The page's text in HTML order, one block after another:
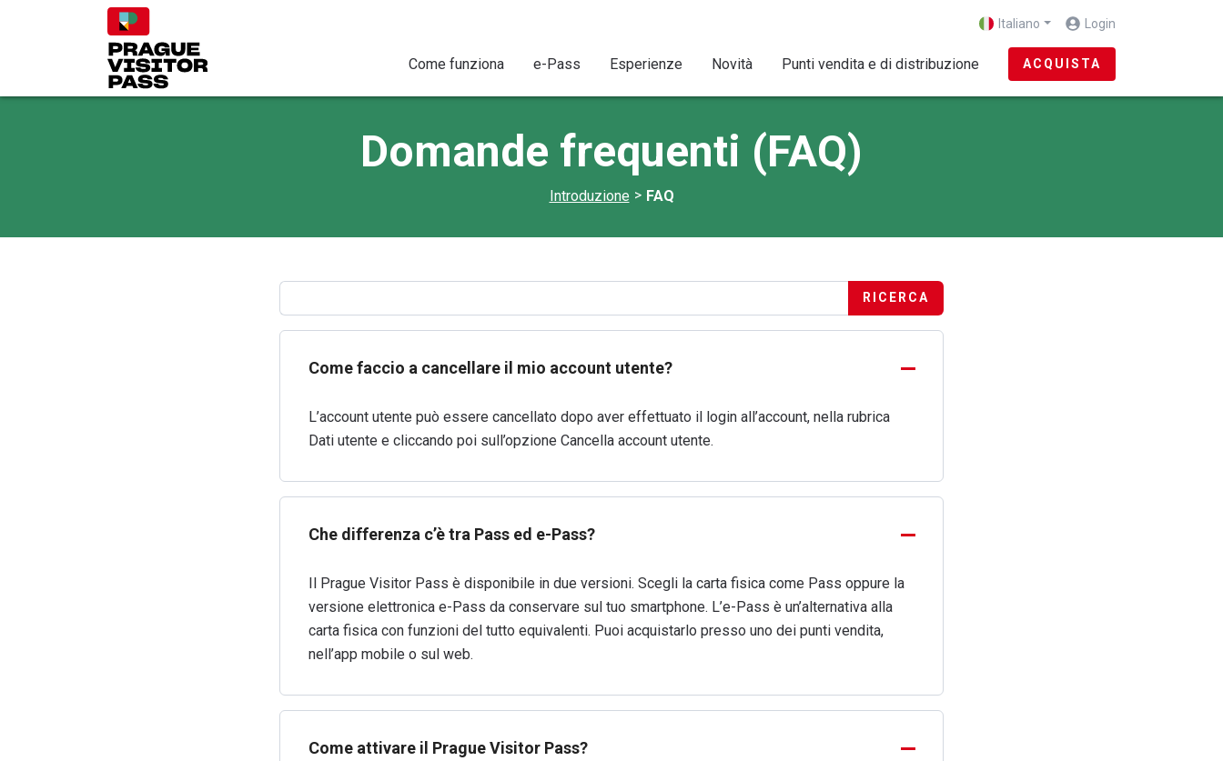
Italiano Login
Come funziona e-Pass Esperienze Novità Punti vendita e di distribuzione ACQUISTA
Domande frequenti (FAQ)
Introduzione > FAQ
RICERCA
Come faccio a cancellare il mio account utente?
L’account utente può essere cancellato dopo aver effettuato il login all’account, nella rubrica
Dati utente e cliccando poi sull’opzione Cancella account utente.
Che differenza c’è tra Pass ed e-Pass?
Il Prague Visitor Pass è disponibile in due versioni. Scegli la carta fisica come Pass oppure la
versione elettronica e-Pass da conservare sul tuo smartphone. L’e-Pass è un’alternativa alla
carta fisica con funzioni del tutto equivalenti. Puoi acquistarlo presso uno dei punti vendita,
nell’app mobile o sul web.
Come attivare il Prague Visitor Pass?